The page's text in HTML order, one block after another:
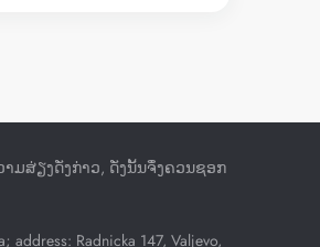
ມສ່ຽງດັ່ງກ່າວ, ດັ່ງນັ້ນຈຶ່ງຄວນຊອກ
address: Radnicka 147, Valjevo,